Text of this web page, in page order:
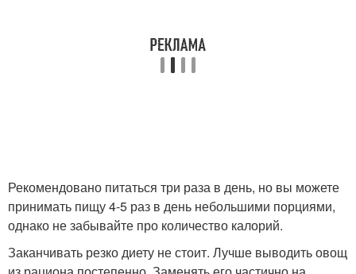
Рекомендовано питаться три раза в день, но вы можете
принимать пищу 4-5 раз в день небольшими порциями,
однако не забывайте про количество калорий.
Заканчивать резко диету не стоит. Лучше выводить овощ